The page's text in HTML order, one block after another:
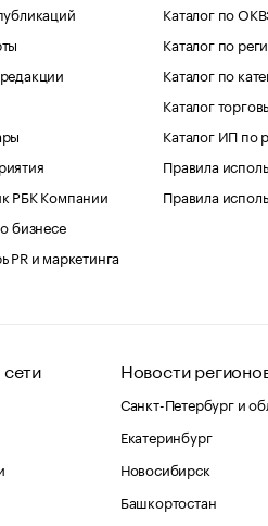
РБК Компании
бизнесе
PR и маркетинга
Каталог по
Каталог по
Каталог по
Каталог
Каталог ИП по
Правила
Правила
Новости
Санкт-Петербург и
Екатеринбург
Новосибирск
Башкортостан